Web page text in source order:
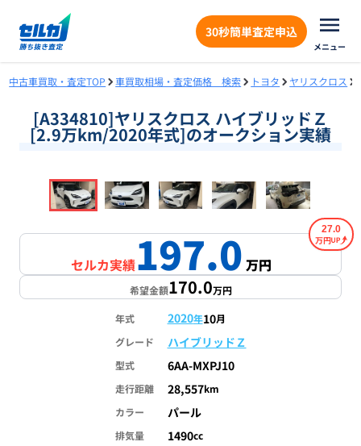
30秒簡単査定申込
メニュー
中古車買取・査定TOP 車買取相場・査定価格 検索 トヨタ ヤリスクロス
[A334810]ヤリスクロス ハイブリッドＺ
[2.9万km/2020年式]のオークション実績
1/18
セルカ実績197.0万円
27.0
万円
希望金額170.0万円
年式 2020年10月
グレード
ハイブリッドＺ
型式 6AA-MXPJ10
走行距離 28,557km
カラー
パール
排気量 1490cc